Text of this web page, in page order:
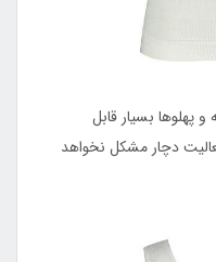
پهلوها بسیار قابل
دچار مشکل نخواهد